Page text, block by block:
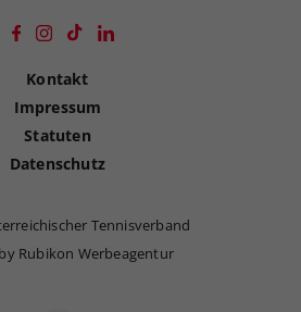
Kontakt
Impressum
Statuten
Datenschutz
Tennisverband
Rubikon Werbeagentur